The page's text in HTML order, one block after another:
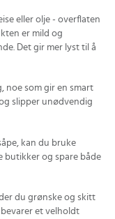
eller olje - overflaten
er mild og
Det gir mer lyst til å
noe som gir en smart
slipper unødvendig
kan du bruke
butikker og spare både
du grønske og skitt
et velholdt